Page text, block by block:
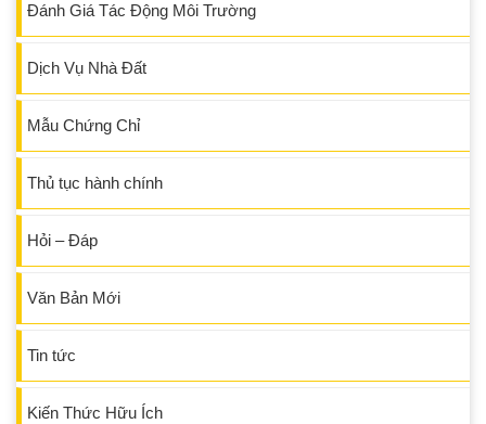
Đánh Giá Tác Động Môi Trường
Dịch Vụ Nhà Đất
Mẫu Chứng Chỉ
Thủ tục hành chính
Hỏi – Đáp
Văn Bản Mới
Tin tức
Kiến Thức Hữu Ích